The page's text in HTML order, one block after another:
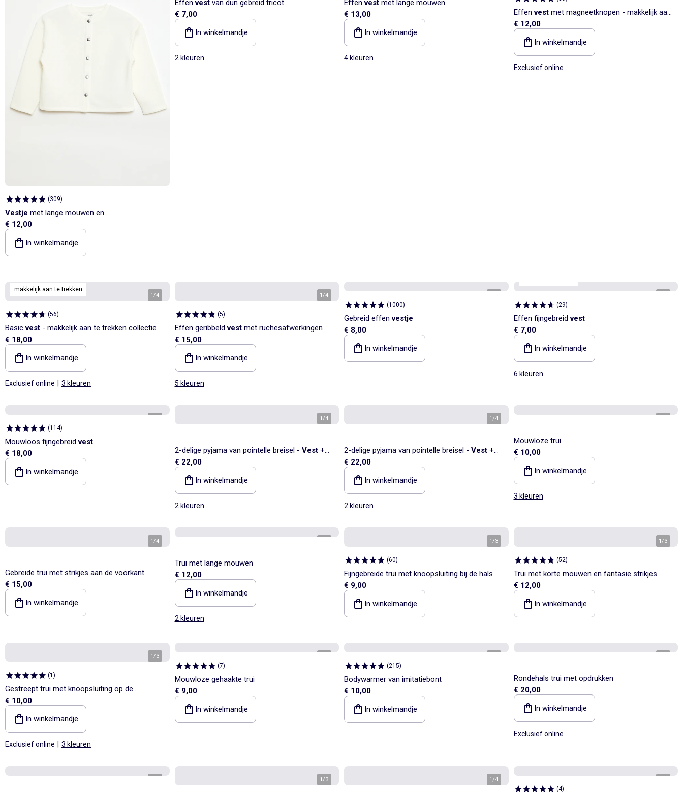
(309)
Vestje met lange mouwen en
drukknoopsluiting
€ 12,00
In winkelmandje
Effenvestvan dun gebreid tricot
€ 7,00
In winkelmandje
2 kleuren
Effenvest met lange mouwen
€ 13,00
In winkelmandje
4 kleuren
Effenvestmet magneetknopen - makkelijk aan
te trekken collectie
€ 12,00
In winkelmandje
Exclusief online
makkelijk aan te trekken
1/4
(56)
Basicvest - makkelijk aan te trekken collectie
€ 18,00
In winkelmandje
Exclusief online 3 kleuren
1/4
(5)
Effen geribbeldvestmet ruchesafwerkingen
€ 15,00
In winkelmandje
5 kleuren
(1000)
Gebreid effenvestje
€ 8,00
In winkelmandje
(29)
Effen fijngebreidvest
€ 7,00
In winkelmandje
6 kleuren
(114)
Mouwloos fijngebreidvest
€ 18,00
In winkelmandje
1/4
2-delige pyjama van pointelle breisel - Vest+
broek
€ 22,00
In winkelmandje
2 kleuren
1/4
2-delige pyjama van pointelle breisel - Vest +
broek
€ 22,00
In winkelmandje
2 kleuren
Mouwloze trui
€ 10,00
In winkelmandje
3 kleuren
1/4
Gebreide trui met strikjes aan de voorkant
€ 15,00
In winkelmandje
Trui met lange mouwen
€ 12,00
In winkelmandje
2 kleuren
1/3
(60)
Fijngebreide trui met knoopsluiting bij de hals
€ 9,00
In winkelmandje
1/3
(52)
Trui met korte mouwen en fantasie strikjes
€ 12,00
In winkelmandje
1/3
(1 )
Gestreept trui met knoopsluiting op de
schouder
€ 10,00
In winkelmandje
Exclusief online 3 kleuren
(7)
Mouwloze gehaakte trui
€ 9,00
In winkelmandje
(215)
Bodywarmer van imitatiebont
€ 10,00
In winkelmandje
Rondehals trui met opdrukken
€ 20,00
In winkelmandje
Exclusief online
1/3 1/4
(4)